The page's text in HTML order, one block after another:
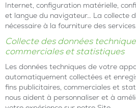
Internet, configuration matérielle,
et langue du navigateur… La collecte
nécessaire à la fourniture des services.
Collecte des données
commerciales et statistiques
Les données techniques de votre
automatiquement collectées et
fins publicitaires, commerciales et
nous aident à personnaliser et à